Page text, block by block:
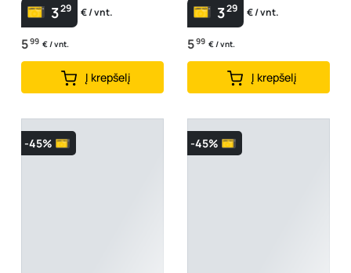
329 € / vnt.
599 € / vnt.
Į krepšelį
329 € / vnt.
599 € / vnt.
Į krepšelį
-45% -45%